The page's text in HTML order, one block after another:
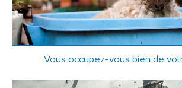
Vous occupez-vous bien de